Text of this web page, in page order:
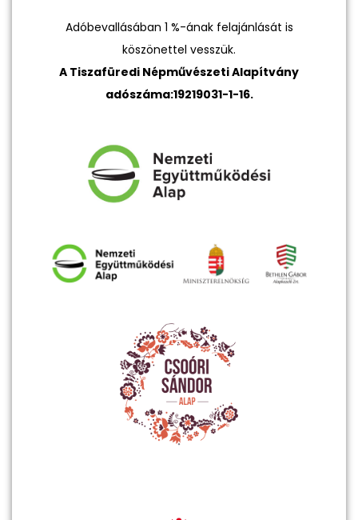
Adóbevallásában 1 %-ának felajánlását is
köszönettel vesszük.
A Tiszafüredi Népművészeti Alapítvány
adószáma:19219031-1-16.